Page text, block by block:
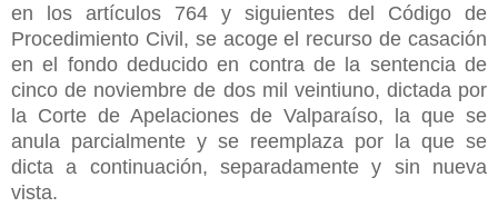
en los artículos 764 y siguientes del Código de
Procedimiento Civil, se acoge el recurso de casación
en el fondo deducido en contra de la sentencia de
cinco de noviembre de dos mil veintiuno, dictada por
la Corte de Apelaciones de Valparaíso, la que se
anula parcialmente y se reemplaza por la que se
dicta a continuación, separadamente y sin nueva
vista.